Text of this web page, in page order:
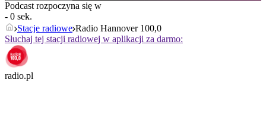
Podcast rozpoczyna się w
- 0 sek.
Stacje radiowe Radio Hannover 100,0
Słuchaj tej stacji radiowej w aplikacji za darmo:
radio.pl